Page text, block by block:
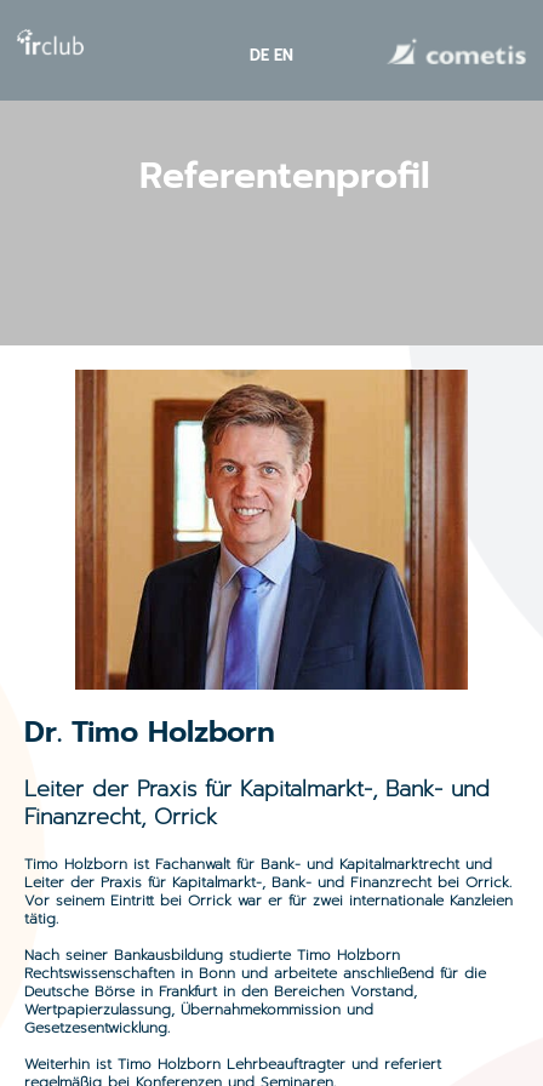
DE EN
Referentenprofil
Dr. Timo Holzborn
Leiter der Praxis für Kapitalmarkt-, Bank- und
Finanzrecht, Orrick
Timo Holzborn ist Fachanwalt für Bank- und Kapitalmarktrecht und
Leiter der Praxis für Kapitalmarkt-, Bank- und Finanzrecht bei Orrick.
Vor seinem Eintritt bei Orrick war er für zwei internationale Kanzleien
tätig.
Nach seiner Bankausbildung studierte Timo Holzborn
Rechtswissenschaften in Bonn und arbeitete anschließend für die
Deutsche Börse in Frankfurt in den Bereichen Vorstand,
Wertpapierzulassung, Übernahmekommission und
Gesetzesentwicklung.
Weiterhin ist Timo Holzborn Lehrbeauftragter und referiert